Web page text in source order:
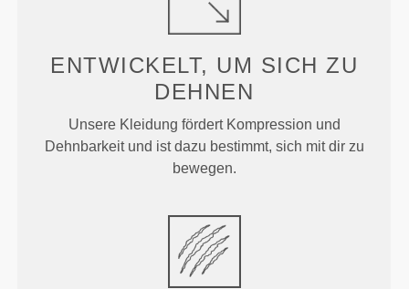
ENTWICKELT, UM SICH ZU
DEHNEN
Unsere Kleidung fördert Kompression und
Dehnbarkeit und ist dazu bestimmt, sich mit dir zu
bewegen.